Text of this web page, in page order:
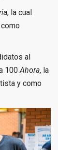
, la cual
al
100Ahora, la
y como